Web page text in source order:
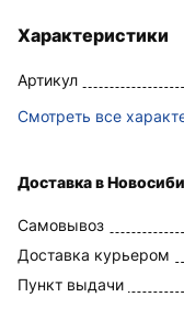
Характеристики
Артикул
Смотреть все
Доставка в
Самовывоз
Доставка курьером
Пункт выдачи